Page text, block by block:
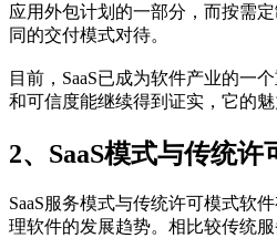
应用外包计划的一部分，而按需
同的交付模式对待。
目前，SaaS已成为软件产业的一
和可信度能继续得到证实，它的魅
2、SaaS模式与传统许
SaaS服务模式与传统许可模式软
理软件的发展趋势。相比较传统